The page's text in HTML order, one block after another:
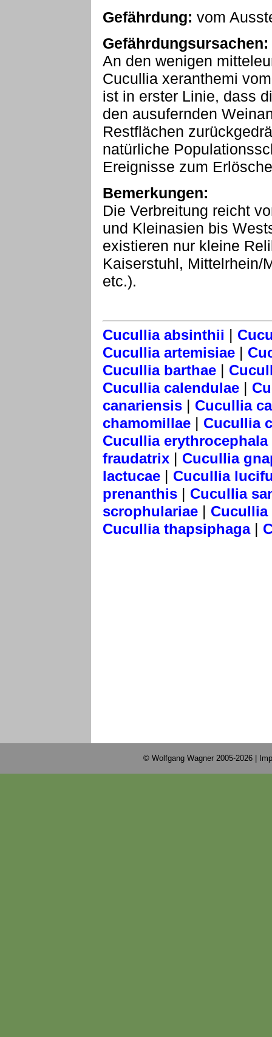
Gefährdung: vom
Gefährdungsursachen:
An den wenigen
Cucullia xeranthemi
ist in erster Linie, dass
den ausufernden
Restflächen
natürliche
Ereignisse zum
Bemerkungen:
Die Verbreitung reicht
und Kleinasien bis
existieren nur kleine
Kaiserstuhl, Mittelrhein/
etc.).
Cucullia absinthii |
Cucullia artemisiae |
Cucullia barthae |
Cucullia calendulae |
canariensis | Cucullia
chamomillae | Cucullia
Cucullia erythrocephala
fraudatrix | Cucullia
lactucae | Cucullia
prenanthis | Cucullia
scrophulariae |
Cucullia thapsiphaga|
© Wolfgang Wagner 2005-2026 |